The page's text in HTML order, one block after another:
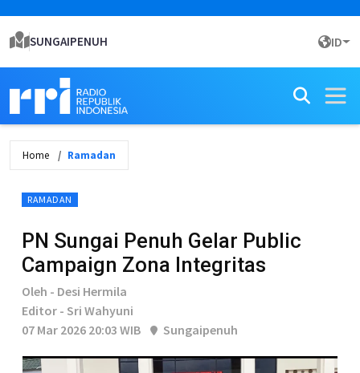
SUNGAIPENUH ID
Home Ramadan
RAMADAN
PN Sungai Penuh Gelar Public
Campaign Zona Integritas
Oleh - Desi Hermila
Editor - Sri Wahyuni
07 Mar 2026 20:03 WIB
Sungaipenuh